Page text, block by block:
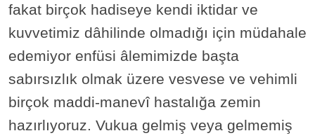
fakat birçok hadiseye kendi iktidar ve
kuvvetimiz dâhilinde olmadığı için müdahale
edemiyor enfüsi âlemimizde başta
sabırsızlık olmak üzere vesvese ve vehimli
birçok maddi-manevî hastalığa zemin
hazırlıyoruz. Vukua gelmiş veya gelmemiş